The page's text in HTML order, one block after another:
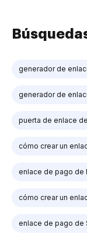
generador de
generador de
puerta de enlace
cómo crear un
enlace de pago de
cómo crear un
enlace de pago de